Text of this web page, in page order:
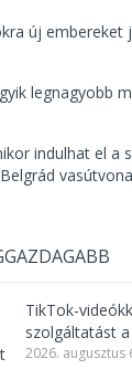
új embereket
legnagyobb
indulhat el a
TikTok-
szolgáltatást
2026. augusztus